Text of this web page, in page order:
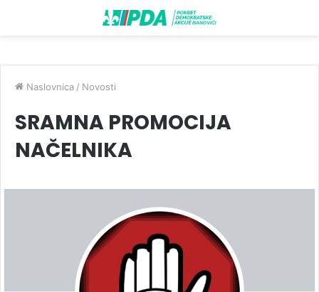
Naslovnica / Novosti
SRAMNA PROMOCIJA
NAČELNIKA